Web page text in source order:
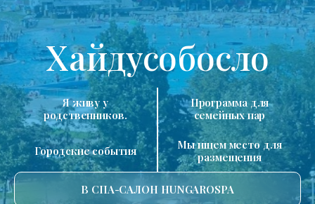
Хайдусобосло
Я живу у
родственников.
Программа для
семейных пар
Городские события
Мы ищем место для
размещения
В СПА-САЛОН HUNGAROSPA